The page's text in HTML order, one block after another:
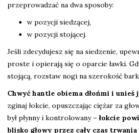
przeprowadzać na dwa sposoby:
w pozycji siedzącej,
w pozycji stojącej.
Jeśli zdecydujesz się na siedzenie,
proste i opierają się o oparcie ławki.
stojącą, rozstaw nogi na szerokość
Chwyć hantle obiema dłońmi i unieś
zginaj łokcie, opuszczając ciężar za
był płynny i kontrolowany – łokcie
blisko głowy przez cały czas trwania